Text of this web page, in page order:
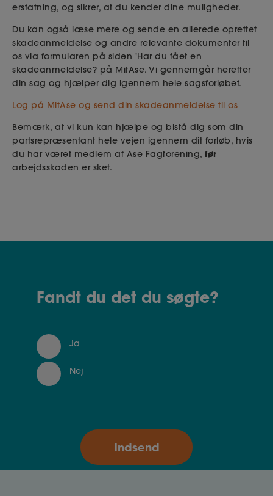
erstatning, og sikrer, at du kender dine muligheder.
Du kan også læse mere og sende en allerede oprettet
skadeanmeldelse og andre relevante dokumenter til
os via formularen på siden 'Har du fået en
skadeanmeldelse? på MitAse. Vi gennemgår herefter
din sag og hjælper dig igennem hele sagsforløbet.
Log på MitAse og send din skadeanmeldelse til os
Bemærk, at vi kun kan hjælpe og bistå dig som din
partsrepræsentant hele vejen igennem dit forløb, hvis
du har været medlem af Ase Fagforening, før
arbejdsskaden er sket.
Fandt du det du søgte?
Ja
Nej